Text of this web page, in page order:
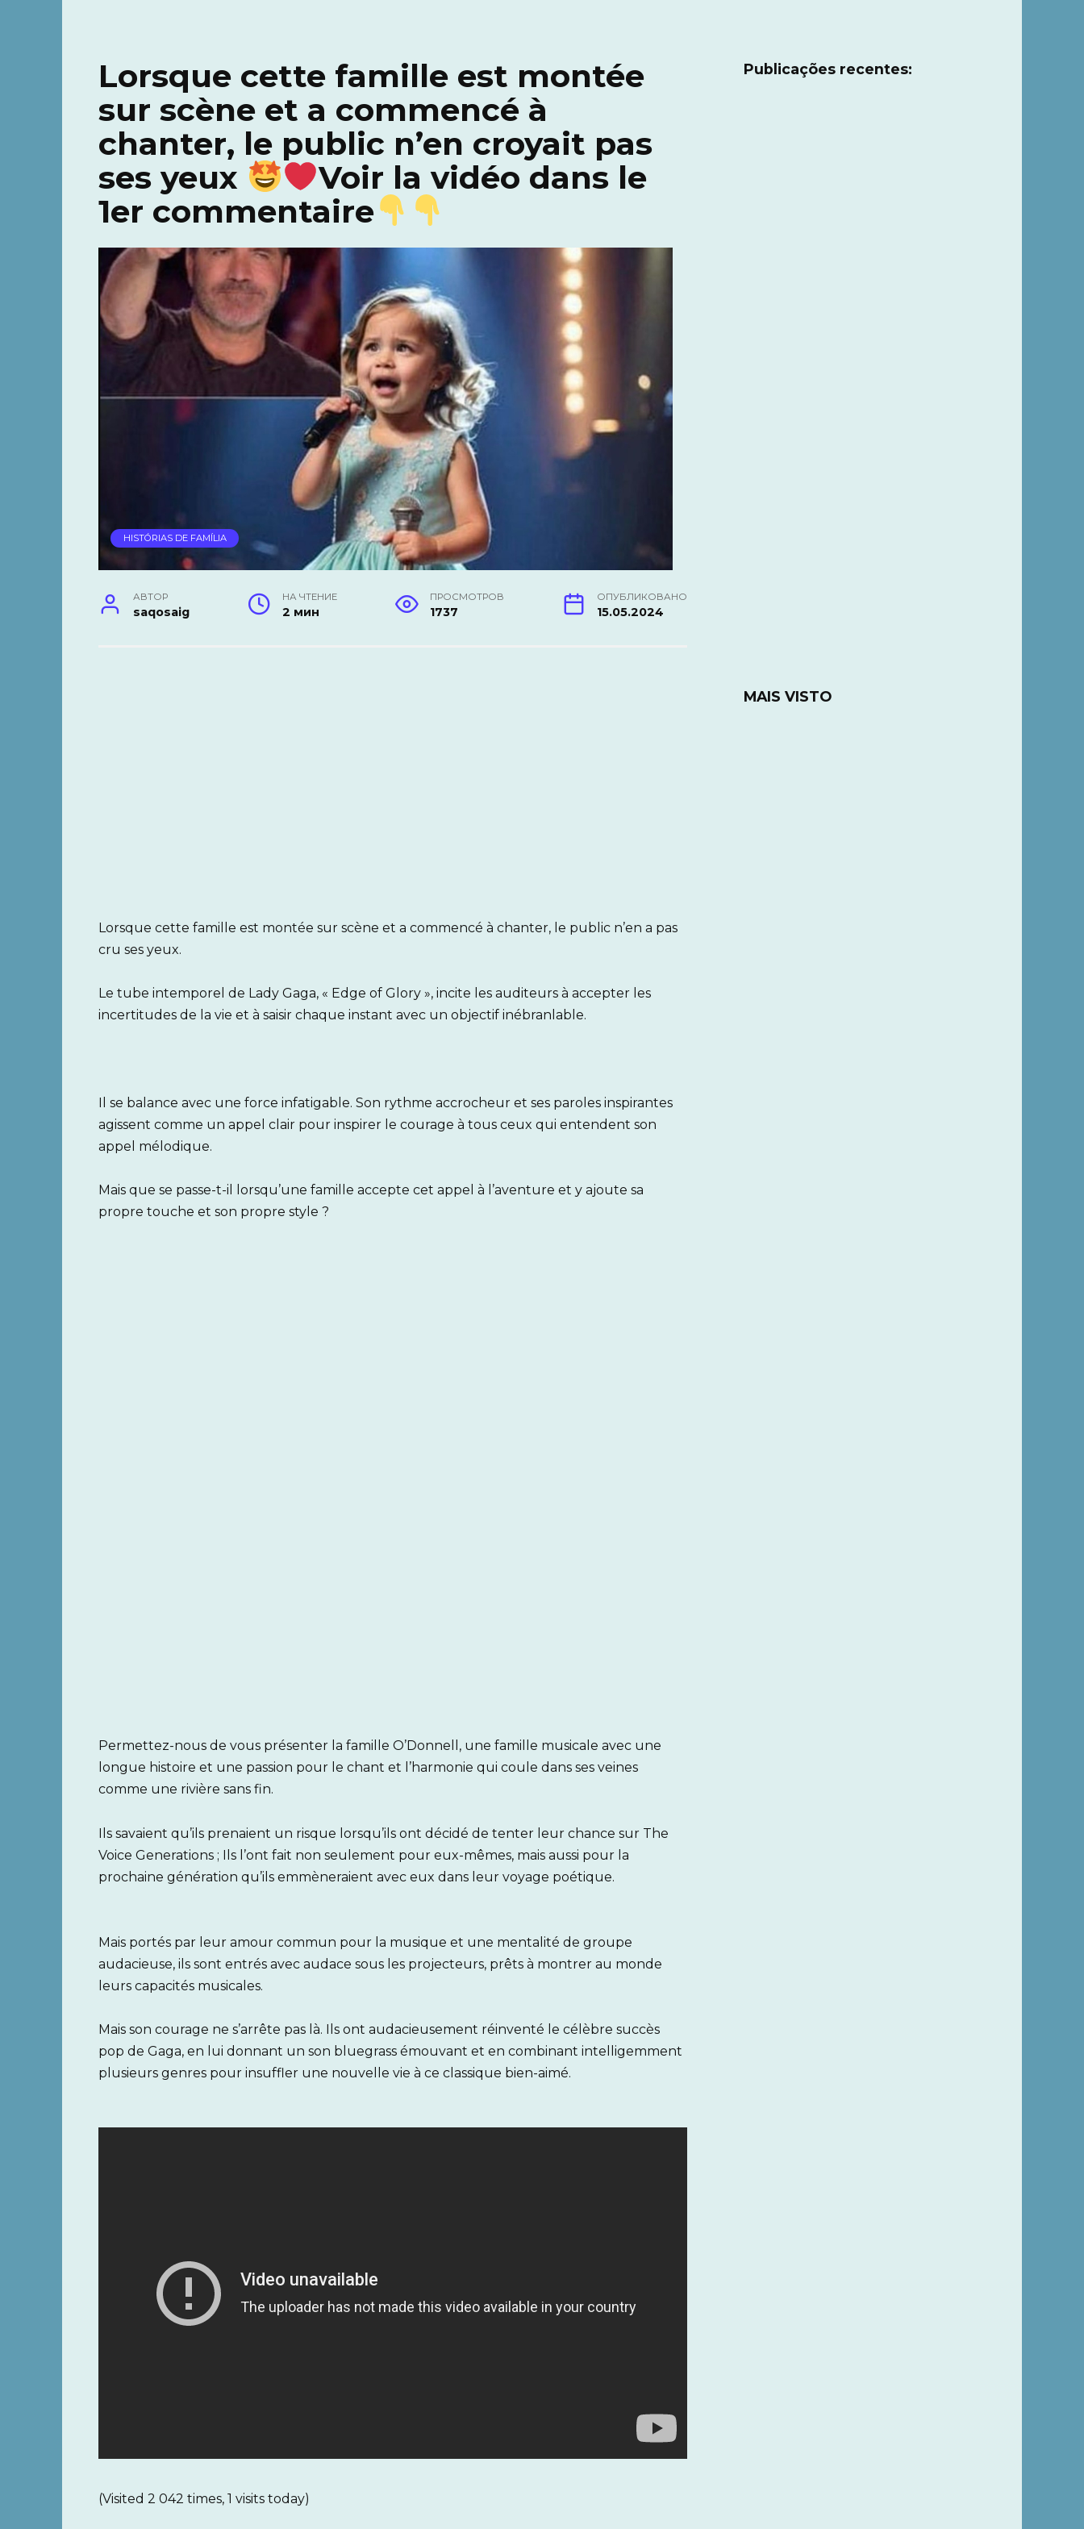
Lorsque cette famille est montée
sur scène et a commencé à
chanter, le public n’en croyait pas
ses yeux
Voir la vidéo dans le
1er commentaire
HISTÓRIAS DE FAMÍLIA
АВТОР
saqosaig
НА ЧТЕНИЕ
2 мин
ПРОСМОТРОВ
1737
ОПУБЛИКОВАНО
15.05.2024
Lorsque cette famille est montée sur scène et a commencé à chanter, le public n’en a pas
cru ses yeux.
Le tube intemporel de Lady Gaga, « Edge of Glory », incite les auditeurs à accepter les
incertitudes de la vie et à saisir chaque instant avec un objectif inébranlable.
Il se balance avec une force infatigable. Son rythme accrocheur et ses paroles inspirantes
agissent comme un appel clair pour inspirer le courage à tous ceux qui entendent son
appel mélodique.
Mais que se passe-t-il lorsqu’une famille accepte cet appel à l’aventure et y ajoute sa
propre touche et son propre style ?
Permettez-nous de vous présenter la famille O’Donnell, une famille musicale avec une
longue histoire et une passion pour le chant et l’harmonie qui coule dans ses veines
comme une rivière sans fin.
Ils savaient qu’ils prenaient un risque lorsqu’ils ont décidé de tenter leur chance sur The
Voice Generations ; Ils l’ont fait non seulement pour eux-mêmes, mais aussi pour la
prochaine génération qu’ils emmèneraient avec eux dans leur voyage poétique.
Mais portés par leur amour commun pour la musique et une mentalité de groupe
audacieuse, ils sont entrés avec audace sous les projecteurs, prêts à montrer au monde
leurs capacités musicales.
Mais son courage ne s’arrête pas là. Ils ont audacieusement réinventé le célèbre succès
pop de Gaga, en lui donnant un son bluegrass émouvant et en combinant intelligemment
plusieurs genres pour insuffler une nouvelle vie à ce classique bien-aimé.
(Visited 2 042 times, 1 visits today)
Publicações recentes:
MAIS VISTO